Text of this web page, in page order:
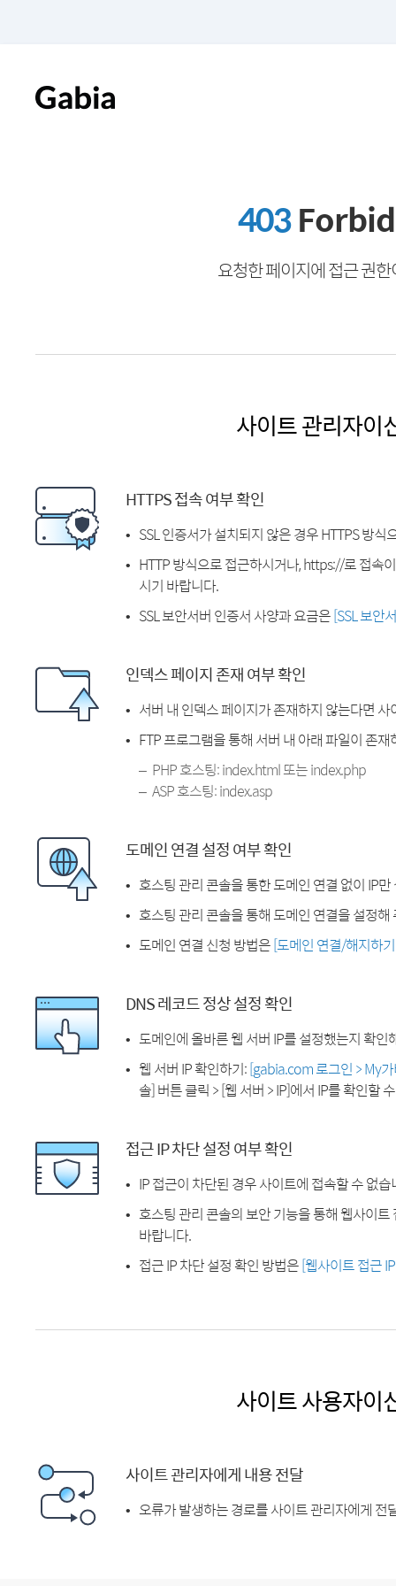
403
요청한 페이지에 접근 권
사이트 관리자이
HTTPS 접속 여부 확인
SSL 인증서가 설치되지 않은 경우 HTTPS 방식
HTTP 방식으로 접근하시거나, https://로 접속
시기 바랍니다.
SSL 보안서버 인증서 사양과 요금은[SSL 보안
인덱스 페이지 존재 여부 확인
서버 내 인덱스 페이지가 존재하지 않는다면
FTP 프로그램을 통해 서버 내 아래 파일이 존
PHP 호스팅: index.html 또는 index.php
ASP 호스팅: index.asp
도메인 연결 설정 여부 확인
호스팅 관리 콘솔을 통한 도메인 연결 없이 IP
호스팅 관리 콘솔을 통해 도메인 연결을 설정해
도메인 연결 신청 방법은[도메인 연결/해지하
DNS 레코드 정상 설정 확인
도메인에 올바른 웹 서버 IP를 설정했는지 확인
웹 서버 IP 확인하기:[gabia.com 로그인 > My
솔] 버튼 클릭 > [웹 서버 > IP]에서 IP를 확인할
접근 IP 차단 설정 여부 확인
IP 접근이 차단된 경우 사이트에 접속할 수 없습
호스팅 관리 콘솔의 보안 기능을 통해 웹사이
바랍니다.
접근 IP 차단 설정 확인 방법은[웹사이트 접근
사이트 사용자이
사이트 관리자에게 내용 전달
오류가 발생하는 경로를 사이트 관리자에게 전